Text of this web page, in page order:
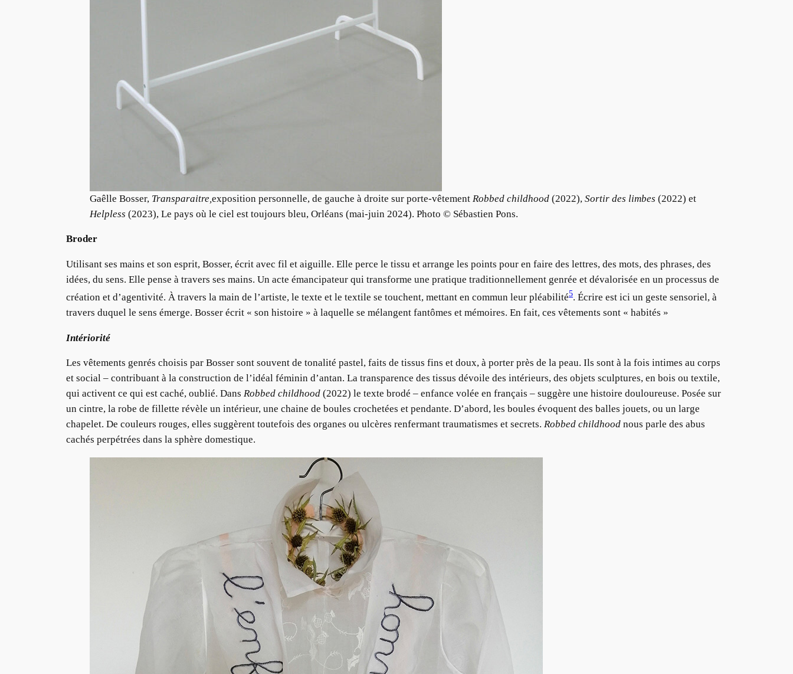
Gaêlle Bosser, Transparaitre, exposition personnelle, de gauche à droite sur porte-vêtement Robbed childhood (2022), Sortir des limbes (2022) et
Helpless (2023), Le pays où le ciel est toujours bleu, Orléans (mai-juin 2024). Photo © Sébastien Pons.
Broder
Utilisant ses mains et son esprit, Bosser, écrit avec fil et aiguille. Elle perce le tissu et arrange les points pour en faire des lettres, des mots, des phrases, des
idées, du sens. Elle pense à travers ses mains. Un acte émancipateur qui transforme une pratique traditionnellement genrée et dévalorisée en un processus de
création et d’agentivité. À travers la main de l’artiste, le texte et le textile se touchent, mettant en commun leur pléabilité5. Écrire est ici un geste sensoriel, à
travers duquel le sens émerge. Bosser écrit « son histoire » à laquelle se mélangent fantômes et mémoires. En fait, ces vêtements sont « habités »
Intériorité
Les vêtements genrés choisis par Bosser sont souvent de tonalité pastel, faits de tissus fins et doux, à porter près de la peau. Ils sont à la fois intimes au corps
et social – contribuant à la construction de l’idéal féminin d’antan. La transparence des tissus dévoile des intérieurs, des objets sculptures, en bois ou textile,
qui activent ce qui est caché, oublié. Dans Robbed childhood (2022) le texte brodé – enfance volée en français – suggère une histoire douloureuse. Posée sur
un cintre, la robe de fillette révèle un intérieur, une chaine de boules crochetées et pendante. D’abord, les boules évoquent des balles jouets, ou un large
chapelet. De couleurs rouges, elles suggèrent toutefois des organes ou ulcères renfermant traumatismes et secrets. Robbed childhood nous parle des abus
cachés perpétrées dans la sphère domestique.